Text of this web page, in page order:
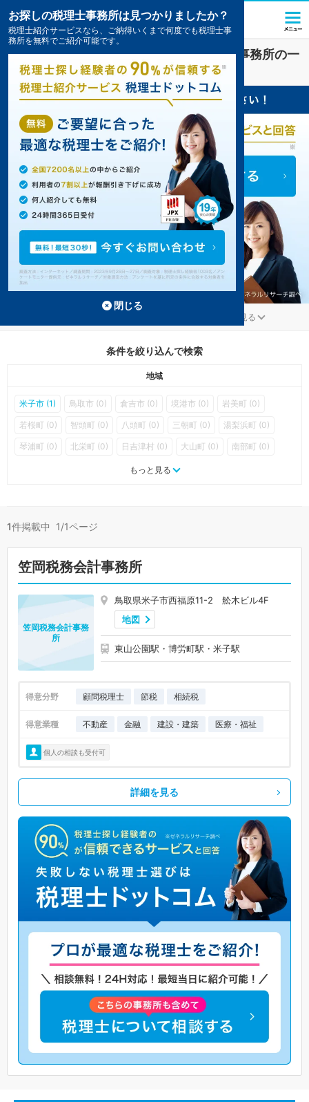
不動産業界に強い鳥取県の税理士・会計事務所の一
覧1件掲載中
もっと見る
条件を絞り込んで検索
地域
米子市 (1) 鳥取市 (0) 倉吉市 (0) 境港市 (0) 岩美町 (0)
若桜町 (0) 智頭町 (0) 八頭町 (0) 三朝町 (0) 湯梨浜町 (0)
琴浦町 (0) 北栄町 (0) 日吉津村 (0) 大山町 (0) 南部町 (0)
日野町 (0) 江府町 (0)
もっと見る
1件掲載中 1/1ページ
笠岡税務会計事務所
鳥取県米子市西福原11-2 舩木ビル4F
地図
東山公園駅・博労町駅・米子駅
笠岡税務会計事務
所
得意分野 顧問税理士 節税 相続税
得意業種 不動産 金融 建設・建築 医療・福祉
個人の相談も受付可
詳細を見る
お探しの税理士事務所は見つかりましたか？
税理士紹介サービスなら、ご納得いくまで何度でも税理士事
務所を無料でご紹介可能です。
閉じる